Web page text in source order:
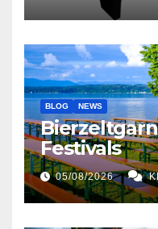
BLOG NEWS
Festivals
05/08/2026